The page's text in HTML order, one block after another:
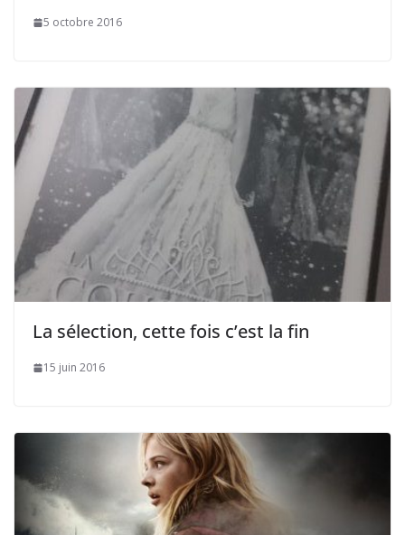
5 octobre 2016
La sélection, cette fois c’est la fin
15 juin 2016